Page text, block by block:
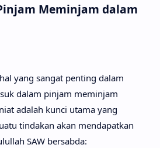
Meminjam dalam
yang sangat penting dalam
dalam pinjam meminjam
adalah kunci utama yang
tindakan akan mendapatkan
SAW bersabda: